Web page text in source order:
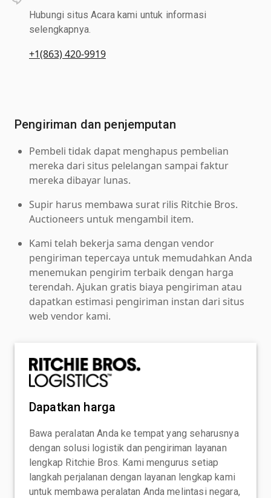
Hubungi situs Acara kami untuk informasi
selengkapnya.
+1(863) 420-9919
Pengiriman dan penjemputan
Pembeli tidak dapat menghapus pembelian
mereka dari situs pelelangan sampai faktur
mereka dibayar lunas.
Supir harus membawa surat rilis Ritchie Bros.
Auctioneers untuk mengambil item.
Kami telah bekerja sama dengan vendor
pengiriman tepercaya untuk memudahkan Anda
menemukan pengirim terbaik dengan harga
terendah. Ajukan gratis biaya pengiriman atau
dapatkan estimasi pengiriman instan dari situs
web vendor kami.
Dapatkan harga
Bawa peralatan Anda ke tempat yang seharusnya
dengan solusi logistik dan pengiriman layanan
lengkap Ritchie Bros. Kami mengurus setiap
langkah perjalanan dengan layanan lengkap kami
untuk membawa peralatan Anda melintasi negara,